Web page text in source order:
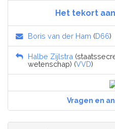
Het tekort
Boris van der Ham (D66)
Halbe Zijlstra
wetenschap) (VVD)
Vragen en